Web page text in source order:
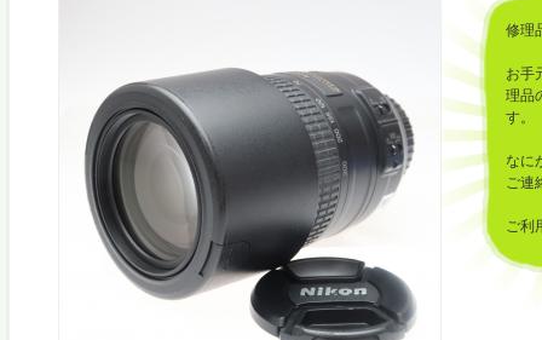
修理
お手
理品
す。
なに
ご連
ご利